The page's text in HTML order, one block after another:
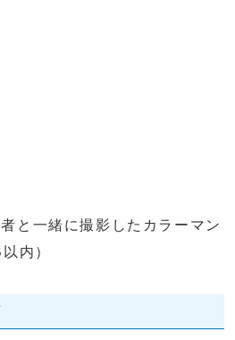
と一緒に撮影したカラーマン
内）